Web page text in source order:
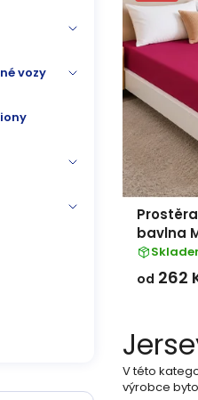
vozy
e
n
í
p
r
o
d
k
t
p
r
o
d
u
bavlna
od 262
V této
výrobce